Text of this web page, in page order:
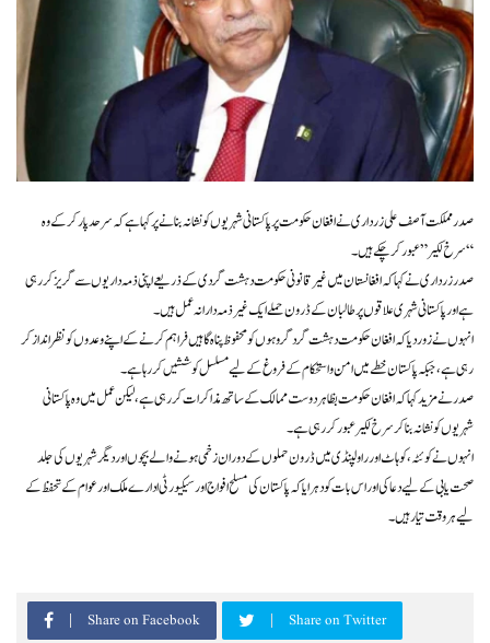
صدر مملکت آصف علی زرداری نے افغان حکومت پر پاکستانی شہریوں کو نشانہ بنانے پر کہا ہے کہ سرحد پار کر کے وہ
“سرخ لکیر” عبور کر چکے ہیں۔
صدر زرداری نے کہا کہ افغانستان میں غیر قانونی حکومت دہشت گردی کے ذریعے اپنی ذمہ داریوں سے گریز کر رہی
ہے اور پاکستانی شہری علاقوں پر طالبان کے ڈرون حملے ایک غیر ذمہ دارانہ عمل ہیں۔
انہوں نے زور دیا کہ افغان حکومت دہشت گرد گروہوں کو محفوظ پناہ گاہیں فراہم کرنے کے اپنے وعدوں کو نظر انداز کر
رہی ہے، جبکہ پاکستان خطے میں امن و استحکام کے فروغ کے لیے مسلسل کوششیں کر رہا ہے۔
صدر نے مزید کہا کہ افغان حکومت بظاہر دوست ممالک کے ساتھ مذاکرات کر رہی ہے، لیکن عمل میں وہ پاکستانی
شہریوں کو نشانہ بنا کر سرخ لکیر عبور کر رہی ہے۔
انہوں نے کوئٹہ، کوہاٹ اور راولپنڈی میں ڈرون حملوں کے دوران زخمی ہونے والے بچوں اور دیگر شہریوں کی جلد
صحت یابی کے لیے دعا کی اور اس بات کو دہرایا کہ پاکستان کی مسلح افواج اور سیکیورٹی ادارے ملک اور عوام کے تحفظ کے
لیے ہر وقت تیار ہیں۔
Share on Facebook Share on Twitter